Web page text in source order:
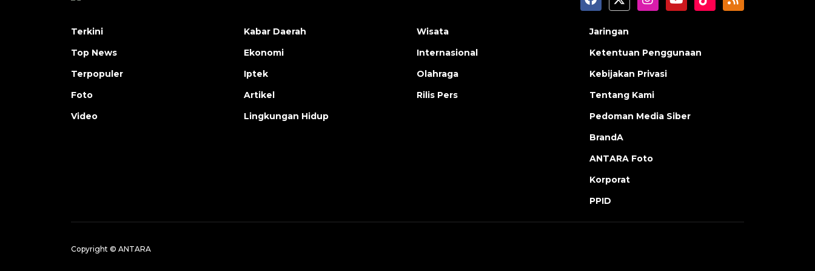
Terkini
Top News
Terpopuler
Foto
Video
Kabar Daerah
Ekonomi
Iptek
Artikel
Lingkungan Hidup
Wisata
Internasional
Olahraga
Rilis Pers
Jaringan
Ketentuan Penggunaan
Kebijakan Privasi
Tentang Kami
Pedoman Media Siber
BrandA
ANTARA Foto
Korporat
PPID
Copyright © ANTARA